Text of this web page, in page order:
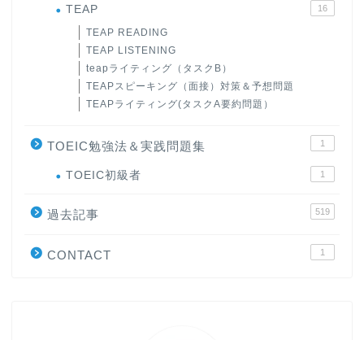
TEAP 16
TEAP READING
TEAP LISTENING
teapライティング（タスクB）
TEAPスピーキング（面接）対策＆予想問題
TEAPライティング(タスクA要約問題）
TOEIC勉強法＆実践問題集 1
TOEIC初級者 1
過去記事 519
CONTACT 1